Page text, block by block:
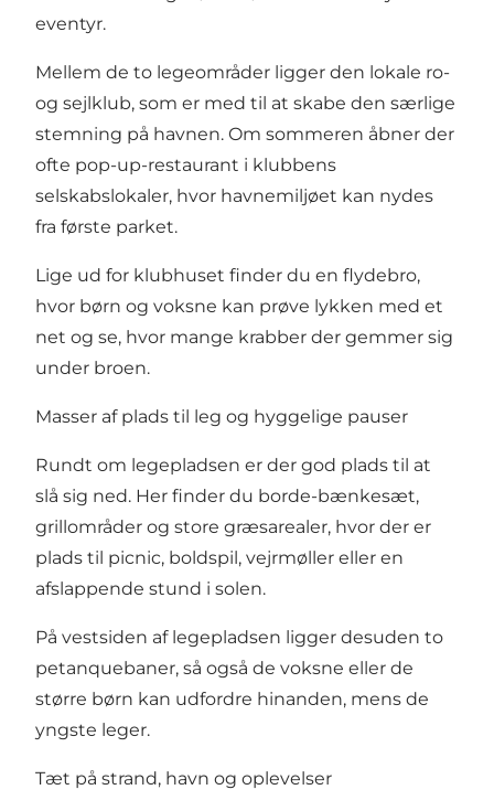
eventyr.
Mellem de to legeområder ligger den lokale ro-
og sejlklub, som er med til at skabe den særlige
stemning på havnen. Om sommeren åbner der
ofte pop-up-restaurant i klubbens
selskabslokaler, hvor havnemiljøet kan nydes
fra første parket.
Lige ud for klubhuset finder du en flydebro,
hvor børn og voksne kan prøve lykken med et
net og se, hvor mange krabber der gemmer sig
under broen.
Masser af plads til leg og hyggelige pauser
Rundt om legepladsen er der god plads til at
slå sig ned. Her finder du borde-bænkesæt,
grillområder og store græsarealer, hvor der er
plads til picnic, boldspil, vejrmøller eller en
afslappende stund i solen.
På vestsiden af legepladsen ligger desuden to
petanquebaner, så også de voksne eller de
større børn kan udfordre hinanden, mens de
yngste leger.
Tæt på strand, havn og oplevelser